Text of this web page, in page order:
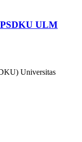
ULM
Universitas